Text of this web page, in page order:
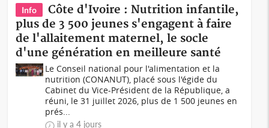
Info
Côte d'Ivoire : Nutrition infantile,
plus de 3 500 jeunes s'engagent à faire
de l'allaitement maternel, le socle
d'une génération en meilleure santé
Le Conseil national pour l'alimentation et la
nutrition (CONANUT), placé sous l'égide du
Cabinet du Vice-Président de la République, a
réuni, le 31 juillet 2026, plus de 1 500 jeunes en
prés...
il y a 4 jours